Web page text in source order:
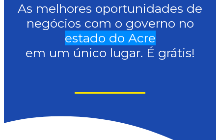
As melhores oportunidades de
negócios com o governo no
estado do Acre
em um único lugar. É grátis!